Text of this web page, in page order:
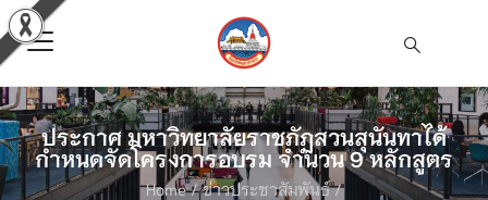
ประกาศ มหาวิทยาลัยราชภัฏสวนสุนันทาได้
กำหนดจัดโครงการอบรม จำนวน 9 หลักสูตร
Home/ ข่าวประชาสัมพันธ์/